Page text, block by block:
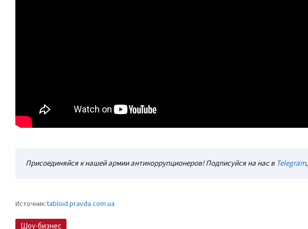
Присоединяйся к нашей армии антикоррупционеров! Подписуйся на нас в Telegram,
Источник:tabloid.pravda.com.ua
Шоу-бизнес